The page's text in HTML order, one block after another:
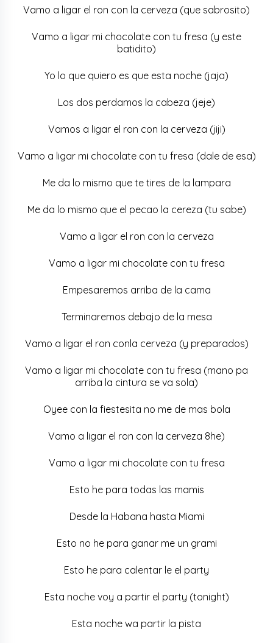
Vamo a ligar el ron con la cerveza (que sabrosito)
Vamo a ligar mi chocolate con tu fresa (y este
batidito)
Yo lo que quiero es que esta noche (jaja)
Los dos perdamos la cabeza (jeje)
Vamos a ligar el ron con la cerveza (jiji)
Vamo a ligar mi chocolate con tu fresa (dale de esa)
Me da lo mismo que te tires de la lampara
Me da lo mismo que el pecao la cereza (tu sabe)
Vamo a ligar el ron con la cerveza
Vamo a ligar mi chocolate con tu fresa
Empesaremos arriba de la cama
Terminaremos debajo de la mesa
Vamo a ligar el ron conla cerveza (y preparados)
Vamo a ligar mi chocolate con tu fresa (mano pa
arriba la cintura se va sola)
Oyee con la fiestesita no me de mas bola
Vamo a ligar el ron con la cerveza 8he)
Vamo a ligar mi chocolate con tu fresa
Esto he para todas las mamis
Desde la Habana hasta Miami
Esto no he para ganar me un grami
Esto he para calentar le el party
Esta noche voy a partir el party (tonight)
Esta noche wa partir la pista